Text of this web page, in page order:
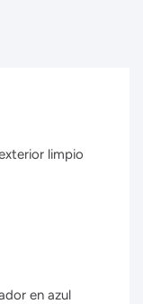
limpio
en azul